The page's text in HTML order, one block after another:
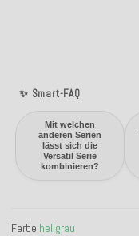
✨ Smart-FAQ
Mit welchen
anderen Serien
lässt sich die
Versatil Serie
kombinieren?
Farbe hellgrau